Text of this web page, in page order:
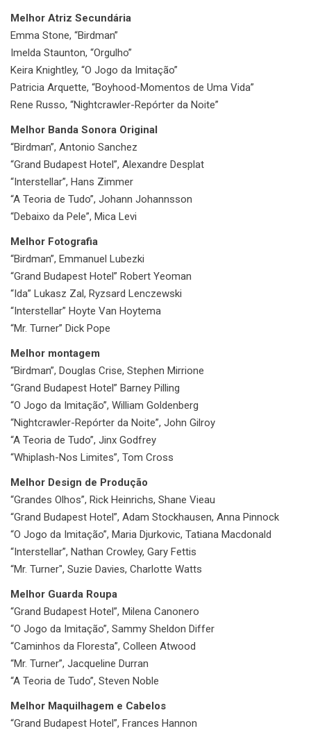
Melhor Atriz Secundária
Emma Stone, “Birdman”
Imelda Staunton, “Orgulho”
Keira Knightley, “O Jogo da Imitação”
Patricia Arquette, “Boyhood-Momentos de Uma Vida”
Rene Russo, “Nightcrawler-Repórter da Noite”
Melhor Banda Sonora Original
“Birdman”, Antonio Sanchez
“Grand Budapest Hotel”, Alexandre Desplat
“Interstellar”, Hans Zimmer
“A Teoria de Tudo”, Johann Johannsson
“Debaixo da Pele”, Mica Levi
Melhor Fotografia
“Birdman”, Emmanuel Lubezki
“Grand Budapest Hotel” Robert Yeoman
“Ida” Lukasz Zal, Ryzsard Lenczewski
“Interstellar” Hoyte Van Hoytema
“Mr. Turner” Dick Pope
Melhor montagem
“Birdman”, Douglas Crise, Stephen Mirrione
“Grand Budapest Hotel” Barney Pilling
“O Jogo da Imitação”, William Goldenberg
“Nightcrawler-Repórter da Noite”, John Gilroy
“A Teoria de Tudo”, Jinx Godfrey
“Whiplash-Nos Limites”, Tom Cross
Melhor Design de Produção
“Grandes Olhos”, Rick Heinrichs, Shane Vieau
“Grand Budapest Hotel”, Adam Stockhausen, Anna Pinnock
“O Jogo da Imitação”, Maria Djurkovic, Tatiana Macdonald
“Interstellar”, Nathan Crowley, Gary Fettis
“Mr. Turner", Suzie Davies, Charlotte Watts
Melhor Guarda Roupa
“Grand Budapest Hotel”, Milena Canonero
“O Jogo da Imitação”, Sammy Sheldon Differ
“Caminhos da Floresta”, Colleen Atwood
“Mr. Turner”, Jacqueline Durran
“A Teoria de Tudo”, Steven Noble
Melhor Maquilhagem e Cabelos
“Grand Budapest Hotel”, Frances Hannon